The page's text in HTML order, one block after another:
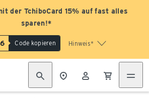
der TchiboCard 15% auf fast alles
sparen!*
Code kopieren Hinweis*